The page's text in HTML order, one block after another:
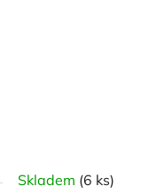
Skladem (6 ks)